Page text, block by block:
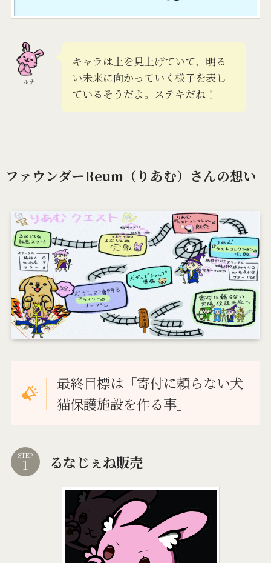
ルナ
キャラは上を見上げていて、明る
い未来に向かっていく様子を表し
ているそうだよ。ステキだね！
ファウンダーReum（りあむ）さんの想い
最終目標は「寄付に頼らない犬
猫保護施設を作る事」
STEP るなじぇね販売